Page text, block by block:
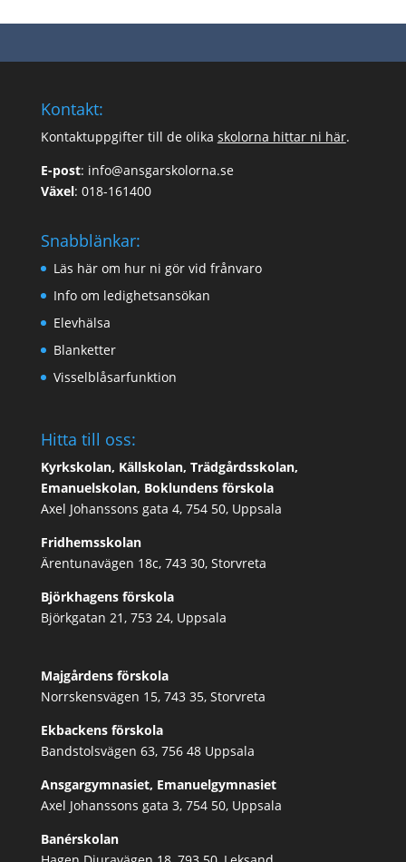
Kontakt:
Kontaktuppgifter till de olika skolorna hittar ni här.
E-post: info@ansgarskolorna.se
Växel: 018-161400
Snabblänkar:
Läs här om hur ni gör vid frånvaro
Info om ledighetsansökan
Elevhälsa
Blanketter
Visselblåsarfunktion
Hitta till oss:
Kyrkskolan, Källskolan, Trädgårdsskolan,
Emanuelskolan, Boklundens förskola
Axel Johanssons gata 4, 754 50, Uppsala
Fridhemsskolan
Ärentunavägen 18c, 743 30, Storvreta
Björkhagens förskola
Björkgatan 21, 753 24, Uppsala
Majgårdens förskola
Norrskensvägen 15, 743 35, Storvreta
Ekbackens förskola
Bandstolsvägen 63, 756 48 Uppsala
Ansgargymnasiet, Emanuelgymnasiet
Axel Johanssons gata 3, 754 50, Uppsala
Banérskolan